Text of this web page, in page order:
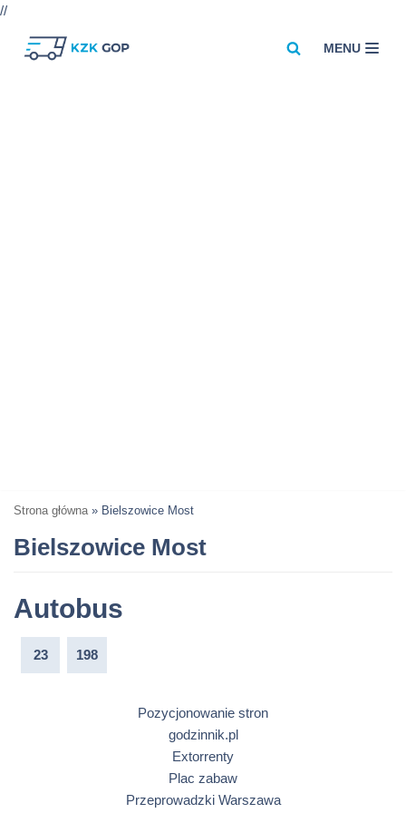
//
MENU
Strona główna » Bielszowice Most
Bielszowice Most
Autobus
23 198
Pozycjonowanie stron
godzinnik.pl
Extorrenty
Plac zabaw
Przeprowadzki Warszawa